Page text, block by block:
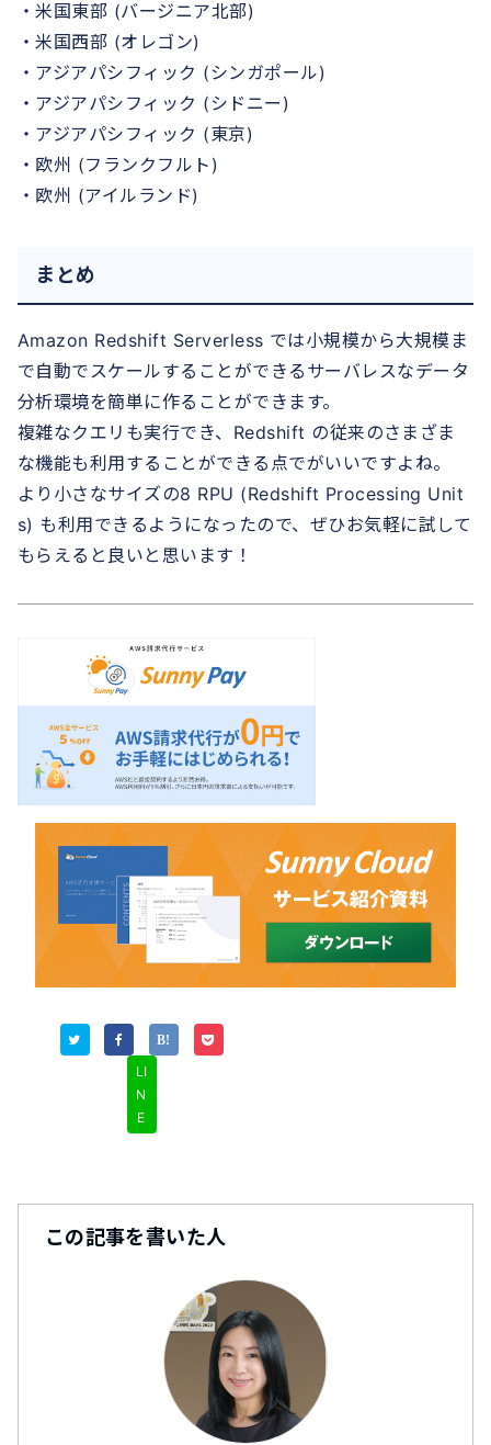
・米国東部 (バージニア北部)
・米国西部 (オレゴン)
・アジアパシフィック (シンガポール)
・アジアパシフィック (シドニー)
・アジアパシフィック (東京)
・欧州 (フランクフルト)
・欧州 (アイルランド)
まとめ
Amazon Redshift Serverless では小規模から大規模ま
で自動でスケールすることができるサーバレスなデータ
分析環境を簡単に作ることができます。
複雑なクエリも実行でき、Redshift の従来のさまざま
な機能も利用することができる点でがいいですよね。
より小さなサイズの8 RPU (Redshift Processing Unit
s) も利用できるようになったので、ぜひお気軽に試して
もらえると良いと思います！
LI
N
E
この記事を書いた人